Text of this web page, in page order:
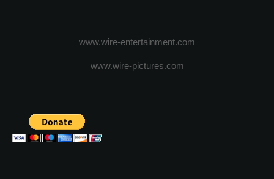
www.wire-entertainment.com
www.wire-pictures.com